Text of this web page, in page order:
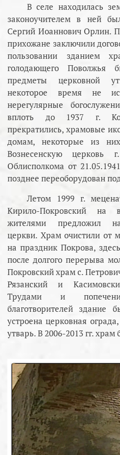
В селе находилась
законоучителем в ней
Сергий Иоаннович Орлин.
прихожане заключили
пользовании зданием
голодающего Поволжья
предметы церковной
некоторое время не
нерегулярные
вплоть до 1937 г.
прекратились, храмовые
домам, некоторые из
Вознесенскую церковь
Облисполкома от
позднее переоборудован
Летом 1999 г.
Кирило-Покровский на
жителями предложил
церкви. Храм очистили от
на праздник Покрова,
после долгого перерыва
Покровский храм с.
Рязанский и
Трудами и
благотворителей здание
устроена церковная
утварь. В 2006-2013 гг.